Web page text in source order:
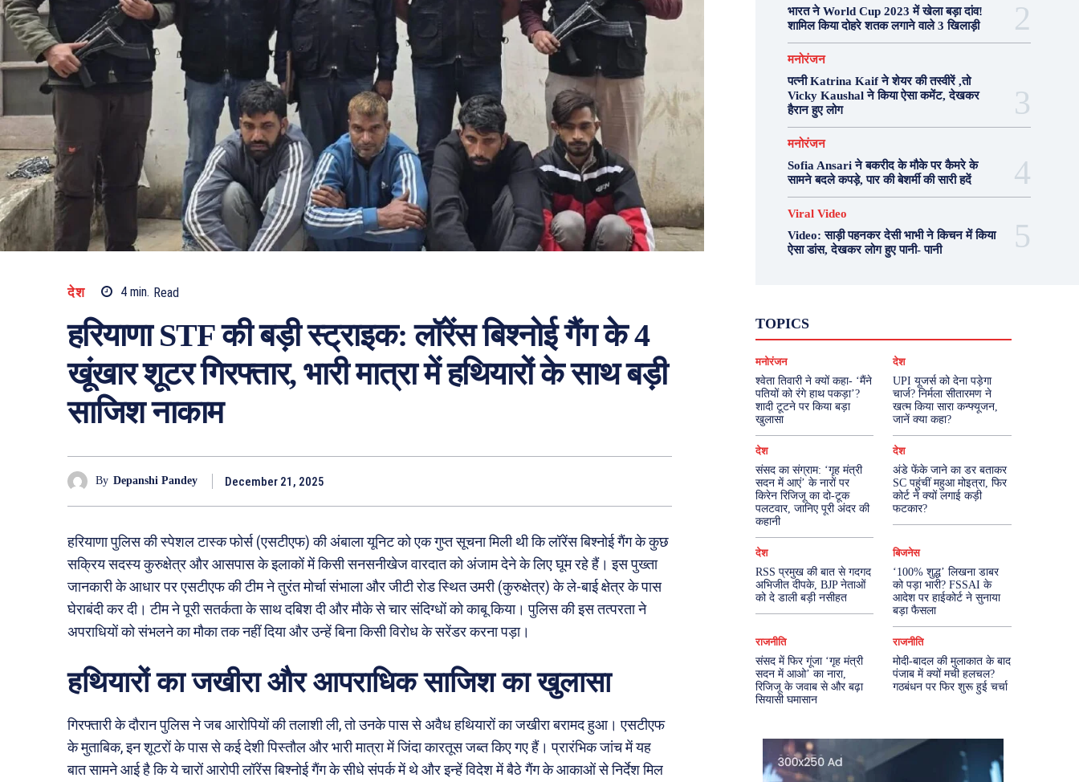
देश 4 min. Read
हरियाणा STF की बड़ी स्ट्राइक: लॉरेंस बिश्नोई गैंग के 4
खूंखार शूटर गिरफ्तार, भारी मात्रा में हथियारों के साथ बड़ी
साजिश नाकाम
By Depanshi Pandey December 21, 2025
हरियाणा पुलिस की स्पेशल टास्क फोर्स (एसटीएफ) की अंबाला यूनिट को एक गुप्त सूचना मिली थी कि लॉरेंस बिश्नोई गैंग के कुछ
सक्रिय सदस्य कुरुक्षेत्र और आसपास के इलाकों में किसी सनसनीखेज वारदात को अंजाम देने के लिए घूम रहे हैं। इस पुख्ता
जानकारी के आधार पर एसटीएफ की टीम ने तुरंत मोर्चा संभाला और जीटी रोड स्थित उमरी (कुरुक्षेत्र) के ले-बाई क्षेत्र के पास
घेराबंदी कर दी। टीम ने पूरी सतर्कता के साथ दबिश दी और मौके से चार संदिग्धों को काबू किया। पुलिस की इस तत्परता ने
अपराधियों को संभलने का मौका तक नहीं दिया और उन्हें बिना किसी विरोध के सरेंडर करना पड़ा।
हथियारों का जखीरा और आपराधिक साजिश का खुलासा
गिरफ्तारी के दौरान पुलिस ने जब आरोपियों की तलाशी ली, तो उनके पास से अवैध हथियारों का जखीरा बरामद हुआ। एसटीएफ
के मुताबिक, इन शूटरों के पास से कई देशी पिस्तौल और भारी मात्रा में जिंदा कारतूस जब्त किए गए हैं। प्रारंभिक जांच में यह
बात सामने आई है कि ये चारों आरोपी लॉरेंस बिश्नोई गैंग के सीधे संपर्क में थे और इन्हें विदेश में बैठे गैंग के आकाओं से निर्देश मिल
भारत ने World Cup 2023 में खेला बड़ा दांव!
शामिल किया दोहरे शतक लगाने वाले 3 खिलाड़ी
मनोरंजन
पत्नी Katrina Kaif ने शेयर की तस्वीरें ,तो
Vicky Kaushal ने किया ऐसा कमेंट, देखकर
हैरान हुए लोग
मनोरंजन
Sofia Ansari ने बकरीद के मौके पर कैमरे के
सामने बदले कपड़े, पार की बेशर्मी की सारी हदें
Viral Video
Video: साड़ी पहनकर देसी भाभी ने किचन में किया
ऐसा डांस, देखकर लोग हुए पानी- पानी
TOPICS
दुनिया
मनोरंजन
राजनीति वास्तु शास्त्र
More
मनोरंजन
श्वेता तिवारी ने क्यों कहा- ‘मैंने
पतियों को रंगे हाथ पकड़ा’?
शादी टूटने पर किया बड़ा
खुलासा
देश
UPI यूजर्स को देना पड़ेगा
चार्ज? निर्मला सीतारमण ने
खत्म किया सारा कन्फ्यूजन,
जानें क्या कहा?
देश
संसद का संग्राम: ‘गृह मंत्री
सदन में आएं’ के नारों पर
किरेन रिजिजू का दो-टूक
पलटवार, जानिए पूरी अंदर की
कहानी
देश
अंडे फेंके जाने का डर बताकर
SC पहुंचीं महुआ मोइत्रा, फिर
कोर्ट ने क्यों लगाई कड़ी
फटकार?
देश
RSS प्रमुख की बात से गदगद
अभिजीत दीपके, BJP नेताओं
को दे डाली बड़ी नसीहत
बिजनेस
‘100% शुद्ध’ लिखना डाबर
को पड़ा भारी? FSSAI के
आदेश पर हाईकोर्ट ने सुनाया
बड़ा फैसला
राजनीति
संसद में फिर गूंजा ‘गृह मंत्री
सदन में आओ’ का नारा,
रिजिजू के जवाब से और बढ़ा
सियासी घमासान
राजनीति
मोदी-बादल की मुलाकात के बाद
पंजाब में क्यों मची हलचल?
गठबंधन पर फिर शुरू हुई चर्चा